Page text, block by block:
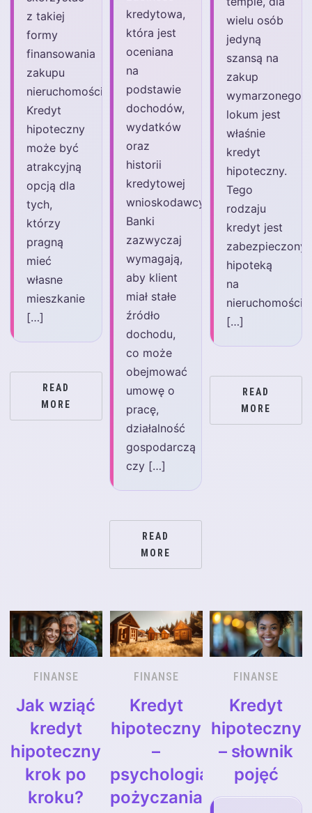
z takiej
formy
finansowania
zakupu
nieruchomości.
Kredyt
hipoteczny
może być
atrakcyjną
opcją dla
tych,
którzy
pragną
mieć
własne
mieszkanie
[…]
READ
MORE
kredytowa,
która jest
oceniana
na
podstawie
dochodów,
wydatków
oraz
historii
kredytowej
wnioskodawcy.
Banki
zazwyczaj
wymagają,
aby klient
miał stałe
źródło
dochodu,
co może
obejmować
umowę o
pracę,
działalność
gospodarczą
czy […]
READ
MORE
wielu osób
jedyną
szansą na
zakup
wymarzonego
lokum jest
właśnie
kredyt
hipoteczny.
Tego
rodzaju
kredyt jest
zabezpieczony
hipoteką
na
nieruchomości,
[…]
READ
MORE
FINANSE
Jak wziąć
kredyt
hipoteczny
krok po
kroku?
FINANSE
Kredyt
hipoteczny
–
psychologia
pożyczania
FINANSE
Kredyt
hipoteczny
– słownik
pojęć